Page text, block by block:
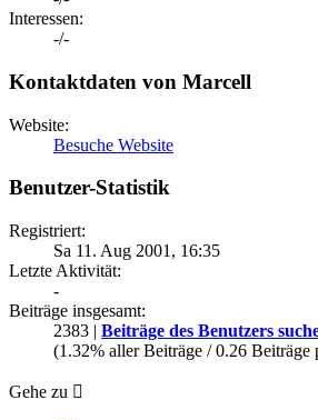
Interessen:
-/-
Kontaktdaten von Marcell
Website:
Besuche Website
Benutzer-Statistik
Registriert:
Sa 11. Aug 2001, 16:35
Letzte Aktivität:
-
Beiträge insgesamt:
2383 | Beiträge des Benutzers
(1.32% aller Beiträge / 0.26 Beiträge
Gehe zu